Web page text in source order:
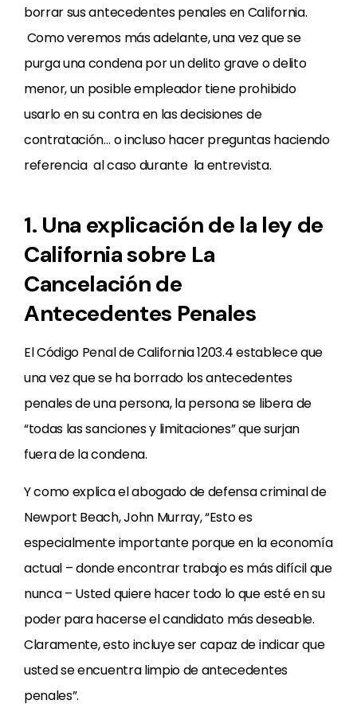
borrar sus antecedentes penales en California.
Como veremos más adelante, una vez que se
purga una condena por un delito grave o delito
menor, un posible empleador tiene prohibido
usarlo en su contra en las decisiones de
contratación… o incluso hacer preguntas haciendo
referencia al caso durante la entrevista.
1. Una explicación de la ley de
California sobre La
Cancelación de
Antecedentes Penales
El Código Penal de California 1203.4 establece que
una vez que se ha borrado los antecedentes
penales de una persona, la persona se libera de
“todas las sanciones y limitaciones” que surjan
fuera de la condena.
Y como explica el abogado de defensa criminal de
Newport Beach, John Murray, “Esto es
especialmente importante porque en la economía
actual – donde encontrar trabajo es más difícil que
nunca – Usted quiere hacer todo lo que esté en su
poder para hacerse el candidato más deseable.
Claramente, esto incluye ser capaz de indicar que
usted se encuentra limpio de antecedentes
penales”.